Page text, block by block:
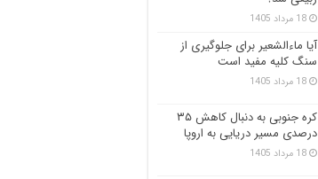
18 مرداد 1405
آیا ماءالشعیر برای جلوگیری از
سنگ کلیه مفید است
18 مرداد 1405
کره جنوبی به دنبال کاهش ۳۵
درصدی مسیر دریایی به اروپا
18 مرداد 1405